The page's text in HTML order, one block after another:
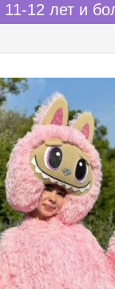
11-12 лет и